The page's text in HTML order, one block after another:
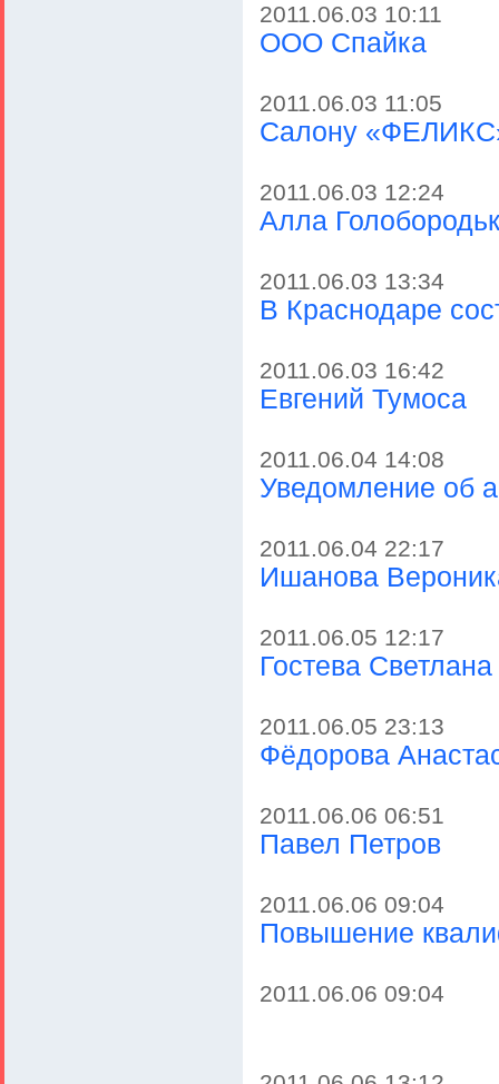
2011.06.03 10:11
ООО Спайка
2011.06.03 11:05
Салону
2011.06.03 12:24
Алла
2011.06.03 13:34
В Краснодаре
2011.06.03 16:42
Евгений Тумоса
2011.06.04 14:08
Уведомление об
2011.06.04 22:17
Ишанова
2011.06.05 12:17
Гостева
2011.06.05 23:13
Фёдорова
2011.06.06 06:51
Павел Петров
2011.06.06 09:04
Повышение
2011.06.06 09:04